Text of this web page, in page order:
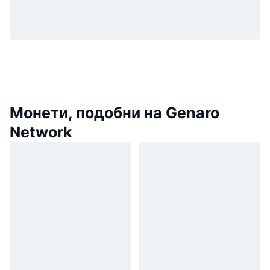
Монети, подобни на Genaro
Network